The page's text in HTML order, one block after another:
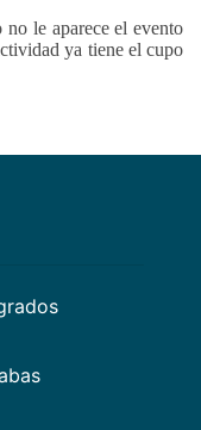
no le aparece el evento
ya tiene el cupo